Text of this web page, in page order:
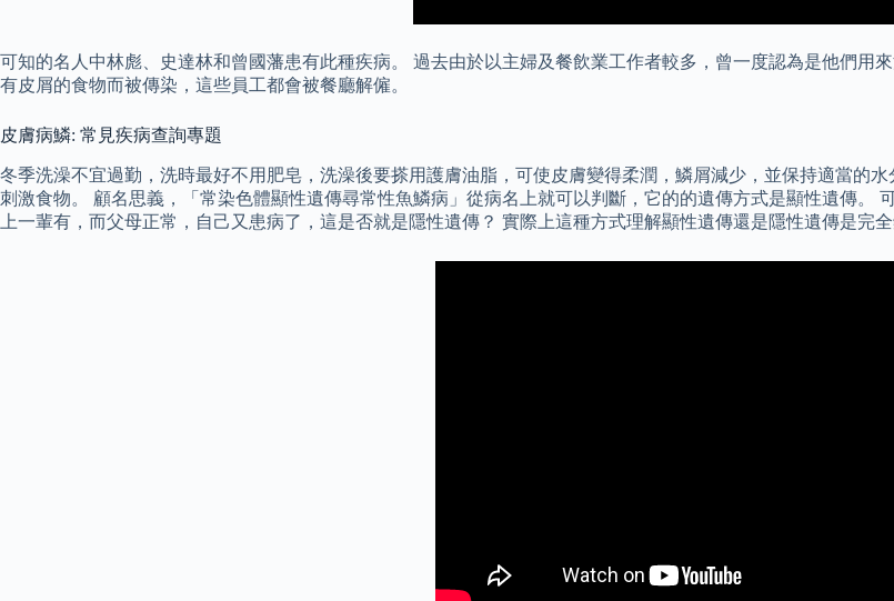
可知的名人中林彪、史達林和曾國藩患有此種疾病。 過去由於以主婦及餐飲業工作者較多，曾一度認為是他們用
有皮屑的食物而被傳染，這些員工都會被餐廳解僱。
皮膚病鱗: 常見疾病查詢專題
冬季洗澡不宜過勤，洗時最好不用肥皂，洗澡後要搽用護膚油脂，可使皮膚變得柔潤，鱗屑減少，並保持適當的
刺激食物。 顧名思義，「常染色體顯性遺傳尋常性魚鱗病」從病名上就可以判斷，它的的遺傳方式是顯性遺傳。
上一輩有，而父母正常，自己又患病了，這是否就是隱性遺傳？ 實際上這種方式理解顯性遺傳還是隱性遺傳是完全